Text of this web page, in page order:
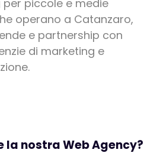
piccole e medie
operano a Catanzaro,
e partnership con
di marketing e
la nostra Web Agency?